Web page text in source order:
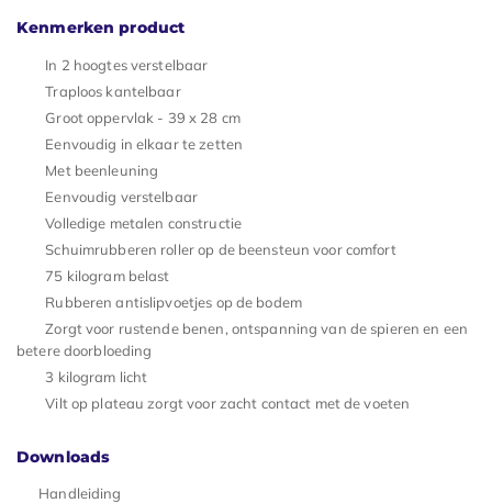
Kenmerken product
In 2 hoogtes verstelbaar
Traploos kantelbaar
Groot oppervlak - 39 x 28 cm
Eenvoudig in elkaar te zetten
Met beenleuning
Eenvoudig verstelbaar
Volledige metalen constructie
Schuimrubberen roller op de beensteun voor comfort
75 kilogram belast
Rubberen antislipvoetjes op de bodem
Zorgt voor rustende benen, ontspanning van de spieren en een
betere doorbloeding
3 kilogram licht
Vilt op plateau zorgt voor zacht contact met de voeten
Downloads
Handleiding